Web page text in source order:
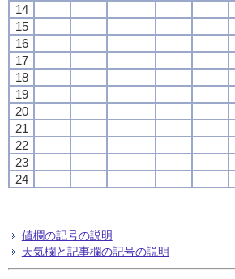
14
15
16
17
18
19
20
21
22
23
24
値欄の記号の説明
天気欄と記事欄の記号の説明